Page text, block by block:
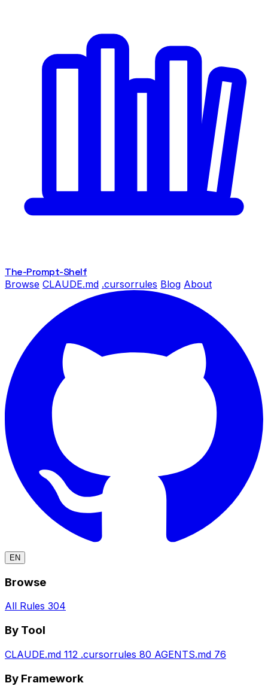
The-Prompt-Shelf
Browse CLAUDE.md .cursorrules Blog About
EN
Browse
All Rules 304
By Tool
CLAUDE.md 112 .cursorrules 80 AGENTS.md 76
By Framework